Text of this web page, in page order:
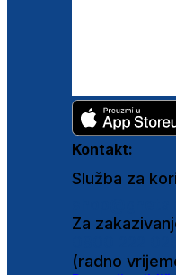
Kontakt:
Služba za
Za
(radno